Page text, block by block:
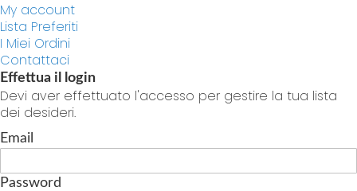
My account
Lista Preferiti
I Miei Ordini
Contattaci
Effettua il login
Devi aver effettuato l'accesso per gestire la tua lista
dei desideri.
Email
Password